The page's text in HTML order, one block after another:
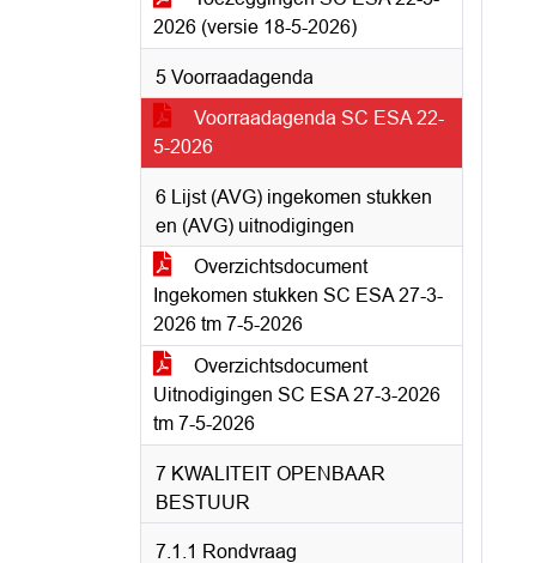
2026 (versie 18-5-2026)
5 Voorraadagenda
Voorraadagenda SC ESA 22-
5-2026
6 Lijst (AVG) ingekomen stukken
en (AVG) uitnodigingen
Overzichtsdocument
Ingekomen stukken SC ESA 27-3-
2026 tm 7-5-2026
Overzichtsdocument
Uitnodigingen SC ESA 27-3-2026
tm 7-5-2026
7 KWALITEIT OPENBAAR
BESTUUR
7.1.1 Rondvraag